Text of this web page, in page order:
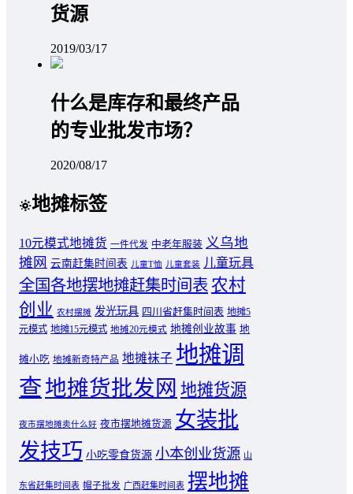
货源
2019/03/17
什么是库存和最终产品
的专业批发市场？
2020/08/17
地摊标签
10元模式地摊货 一件代发 中老年服装 义乌地
摊网 云南赶集时间表 儿童T恤 儿童套装 儿童玩具
全国各地摆地摊赶集时间表 农村
创业 农村摆摊 发光玩具 四川省赶集时间表 地摊5
元模式 地摊15元模式 地摊20元模式 地摊创业故事 地
摊小吃 地摊新奇特产品 地摊袜子 地摊调
查地摊货批发网 地摊货源
夜市摆地摊卖什么好 夜市摆地摊货源 女装批
发技巧 小吃零食货源 小本创业货源 山
东省赶集时间表 帽子批发 广西赶集时间表 摆地摊